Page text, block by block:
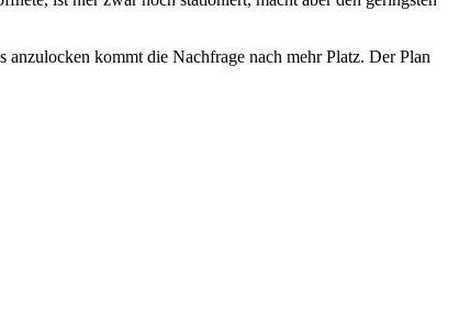
kommt die Nachfrage nach mehr Platz. Der Plan